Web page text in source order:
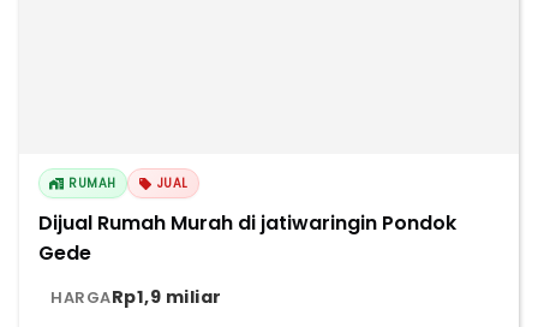
RUMAH JUAL
Dijual Rumah Murah di jatiwaringin Pondok
Gede
HARGARp1,9 miliar